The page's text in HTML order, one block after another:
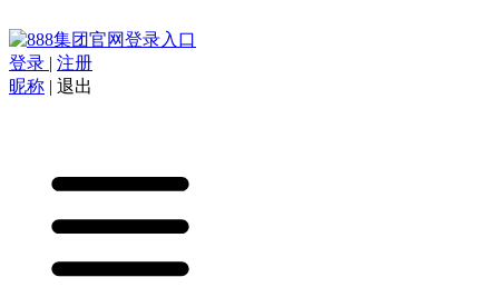
登录 | 注册
昵称 | 退出